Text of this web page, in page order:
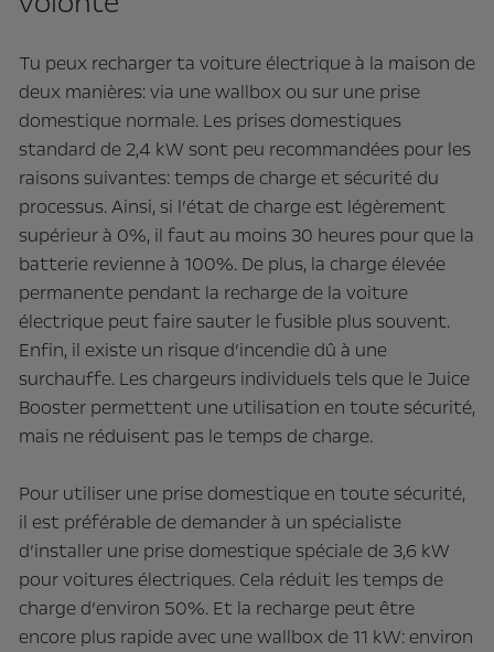
Tu peux recharger ta voiture électrique à la maison de
deux manières: via une wallbox ou sur une prise
domestique normale. Les prises domestiques
standard de 2,4 kW sont peu recommandées pour les
raisons suivantes: temps de charge et sécurité du
processus. Ainsi, si l’état de charge est légèrement
supérieur à 0%, il faut au moins 30 heures pour que la
batterie revienne à 100%. De plus, la charge élevée
permanente pendant la recharge de la voiture
électrique peut faire sauter le fusible plus souvent.
Enfin, il existe un risque d’incendie dû à une
surchauffe. Les chargeurs individuels tels que le Juice
Booster permettent une utilisation en toute sécurité,
mais ne réduisent pas le temps de charge.
Pour utiliser une prise domestique en toute sécurité,
il est préférable de demander à un spécialiste
d’installer une prise domestique spéciale de 3,6 kW
pour voitures électriques. Cela réduit les temps de
charge d’environ 50%. Et la recharge peut être
encore plus rapide avec une wallbox de 11 kW: environ